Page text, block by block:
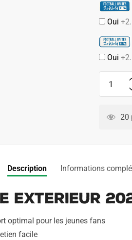
Oui
Oui
Enfant
i
e
20
Description Informations
optimal pour les jeunes fans
facile